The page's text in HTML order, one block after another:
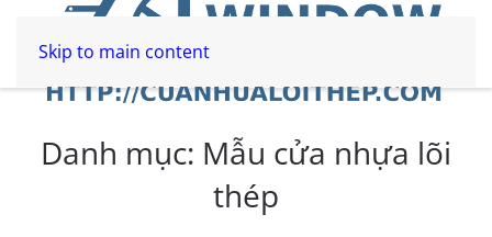
Skip to main content
Danh mục: Mẫu cửa nhựa lõi
thép